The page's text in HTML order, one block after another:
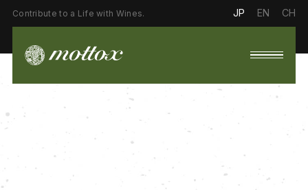
Contribute to a Life with Wines. JP EN CH